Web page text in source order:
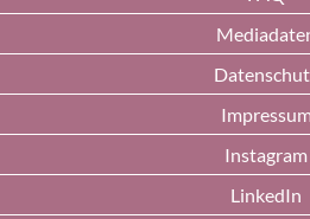
Impressum
Instagram
LinkedIn